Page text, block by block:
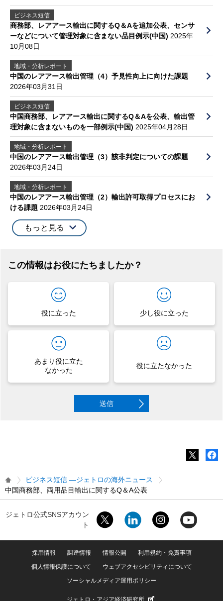
ビジネス短信
商務部、レアアース輸出に関するQ＆Aを追加公表、センサ
ーなどについて管理対象に含まない品目例示(中国) 2025年
10月08日
地域・分析レポート
中国のレアアース輸出管理（4）予見性向上に向けた課題
2026年03月31日
ビジネス短信
中国商務部、レアアース輸出に関するQ＆Aを公表、輸出管
理対象に含まないものを一部例示(中国) 2025年04月28日
地域・分析レポート
中国のレアアース輸出管理（3）該非判定についての課題
2026年03月24日
地域・分析レポート
中国のレアアース輸出管理（2）輸出許可取得プロセスにお
ける課題 2026年03月24日
もっと見る
この情報はお役にたちましたか？
役に立った 少し役に立った
あまり役に立た
なかった
役に立たなかった
送信
ビジネス短信 ―ジェトロの海外ニュース
中国商務部、両用品目輸出に関するQ＆A公表
ジェトロ公式SNSアカウン
ト
採用情報 調達情報 情報公開
利用規約・免責事項
個人情報保護について
ウェブアクセシビリティについて
ソーシャルメディア運用ポリシー
ジェトロ・アジア経済研究所